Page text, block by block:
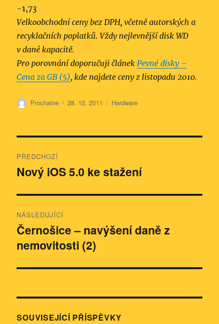
~1,73
Velkoobchodní ceny bez DPH, včetně autorských a
recyklačních poplatků. Vždy nejlevnější disk WD
v dané kapacitě.
Pro porovnání doporučuji článekPevné disky –
Cena za GB (5), kde najdete ceny z listopadu 2010.
Autor:
Prochaine Publikováno:
28. 12. 2011 Rubriky:
Hardware
pro
PŘEDCHOZÍ
Předchozí
Nový iOS 5.0 ke stažení
NÁSLEDUJÍCÍ
Následující
příspěvek:
Černošice – navýšení daně z
nemovitosti (2)
SOUVISEJÍCÍ PŘÍSPĚVKY